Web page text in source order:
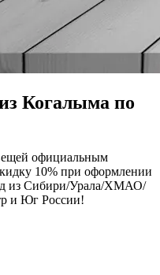
Когалыма по
официальным
10% при оформлении
из Сибири/Урала/ХМАО/
и Юг России!